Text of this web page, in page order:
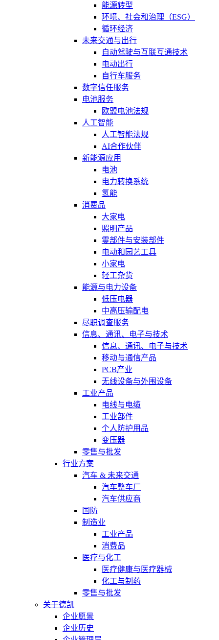
能源转型
环境、社会和治理（ESG）
循环经济
未来交通与出行
自动驾驶与互联互通技术
电动出行
自行车服务
数字信任服务
电池服务
欧盟电池法规
人工智能
人工智能法规
AI合作伙伴
新能源应用
电池
电力转换系统
氢能
消费品
大家电
照明产品
零部件与安装部件
电动和园艺工具
小家电
轻工杂货
能源与电力设备
低压电器
中高压输配电
尽职调查服务
信息、通讯、电子与技术
信息、通讯、电子与技术
移动与通信产品
PCB产业
无线设备与外围设备
工业产品
电线与电缆
工业部件
个人防护用品
变压器
零售与批发
行业方案
汽车 & 未来交通
汽车整车厂
汽车供应商
国防
制造业
工业产品
消费品
医疗与化工
医疗健康与医疗器械
化工与制药
零售与批发
关于德凯
企业愿景
企业历史